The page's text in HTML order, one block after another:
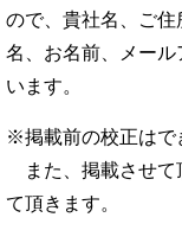
ので、貴社名、ご住
名、お名前、メー
います。
※掲載前の校正はで
また、掲載させて
て頂きます。